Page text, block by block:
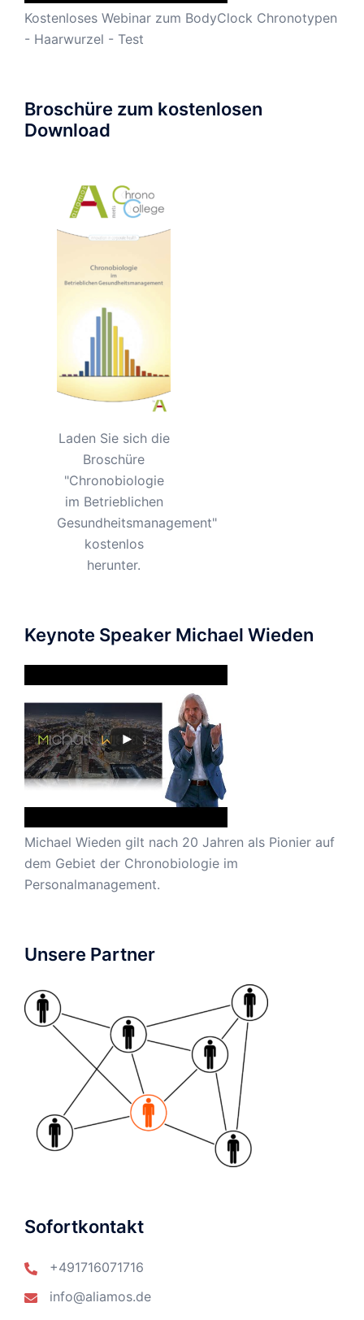
Kostenloses Webinar zum BodyClock Chronotypen
- Haarwurzel - Test
Broschüre zum kostenlosen
Download
Laden Sie sich die
Broschüre
"Chronobiologie
im Betrieblichen
Gesundheitsmanagement"
kostenlos
herunter.
Keynote Speaker Michael Wieden
Michael Wieden gilt nach 20 Jahren als Pionier auf
dem Gebiet der Chronobiologie im
Personalmanagement.
Unsere Partner
Sofortkontakt
+491716071716
info@aliamos.de